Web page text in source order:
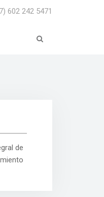
602 242 5471
de